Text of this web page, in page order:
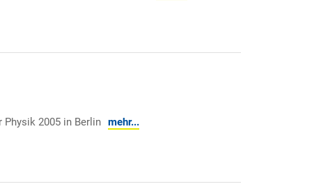
2005 in Berlin mehr...